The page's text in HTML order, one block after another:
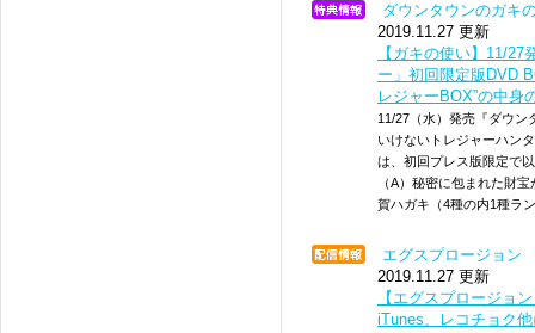
ダウンタウンのガキ
2019.11.27 更新
【ガキの使い】11/
ー」初回限定版DVD
レジャーBOX”の中身
11/27（水）発売『ダウン
いけないトレジャーハン
は、初回プレス版限定で
（A）秘密に包まれた財
賀ハガキ（4種の内1種ラ
エグスプロージョン
2019.11.27 更新
【エグスプロージョ
iTunes、レコチョク